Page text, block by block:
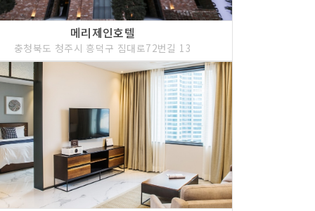
메리제인호텔
충청북도 청주시 흥덕구 짐대로72번길 13